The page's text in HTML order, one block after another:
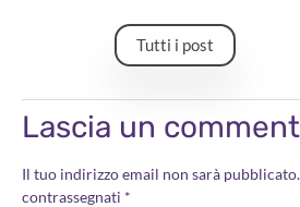
Tutti i post
Lascia un
Il tuo indirizzo email non sarà pubblicato.
contrassegnati *